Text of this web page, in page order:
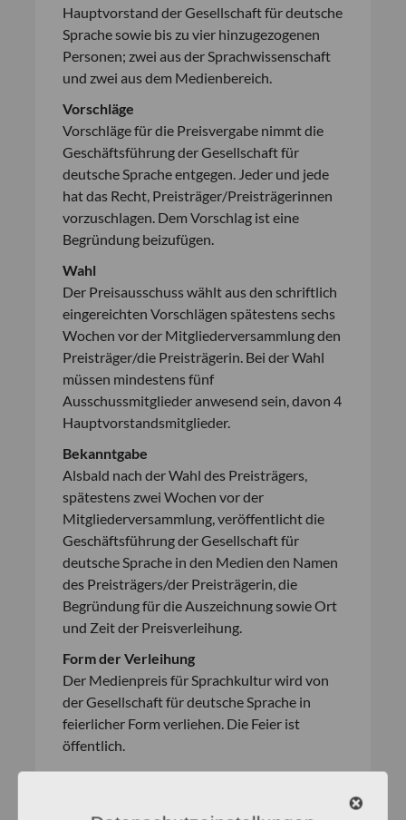
Hauptvorstand der Gesellschaft für deutsche
Sprache sowie bis zu vier hinzugezogenen
Personen; zwei aus der Sprachwissenschaft
und zwei aus dem Medienbereich.
Vorschläge
Vorschläge für die Preisvergabe nimmt die
Geschäftsführung der Gesellschaft für
deutsche Sprache entgegen. Jeder und jede
hat das Recht, Preisträger/Preisträgerinnen
vorzuschlagen. Dem Vorschlag ist eine
Begründung beizufügen.
Wahl
Der Preisausschuss wählt aus den schriftlich
eingereichten Vorschlägen spätestens sechs
Wochen vor der Mitgliederversammlung den
Preisträger/die Preisträgerin. Bei der Wahl
müssen mindestens fünf
Ausschussmitglieder anwesend sein, davon 4
Hauptvorstandsmitglieder.
Bekanntgabe
Alsbald nach der Wahl des Preisträgers,
spätestens zwei Wochen vor der
Mitgliederversammlung, veröffentlicht die
Geschäftsführung der Gesellschaft für
deutsche Sprache in den Medien den Namen
des Preisträgers/der Preisträgerin, die
Begründung für die Auszeichnung sowie Ort
und Zeit der Preisverleihung.
Form der Verleihung
Der Medienpreis für Sprachkultur wird von
der Gesellschaft für deutsche Sprache in
feierlicher Form verliehen. Die Feier ist
öffentlich.
Vorschläge sind zu schicken an: